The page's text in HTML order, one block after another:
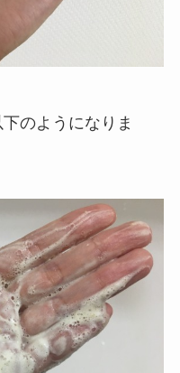
のようになりま